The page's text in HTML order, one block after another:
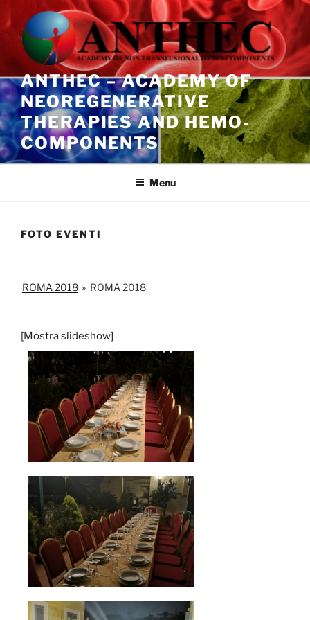
al
contenuto
ANTHEC – ACADEMY OF
NEOREGENERATIVE
THERAPIES AND HEMO-
COMPONENTS
Menu
FOTO EVENTI
ROMA 2018 » ROMA 2018
[Mostra slideshow]